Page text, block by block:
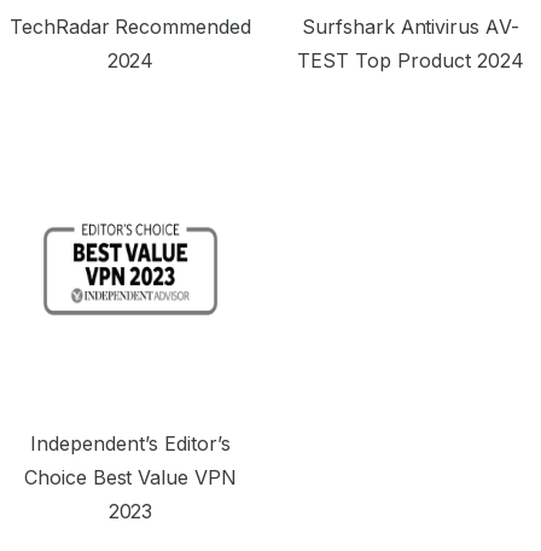
TechRadar Recommended
2024
Surfshark Antivirus AV-
TEST Top Product 2024
Independent’s Editor’s
Choice Best Value VPN
2023